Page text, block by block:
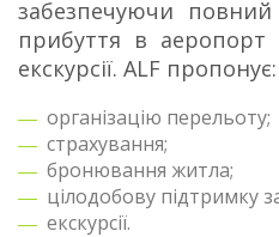
забезпечуючи
прибуття в
екскурсії. ALF пропонує:
організацію перельоту;
страхування;
бронювання житла;
цілодобову підтримку
екскурсії.